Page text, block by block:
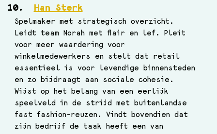
Han Sterk
Spelmaker met strategisch overzicht.
Leidt team Norah met flair en lef. Pleit
voor meer waardering voor
winkelmedewerkers en stelt dat retail
essentieel is voor levendige binnensteden
en zo bijdraagt aan sociale cohesie.
Wijst op het belang van een eerlijk
speelveld in de strijd met buitenlandse
fast fashion-reuzen. Vindt bovendien dat
zijn bedrijf de taak heeft een van